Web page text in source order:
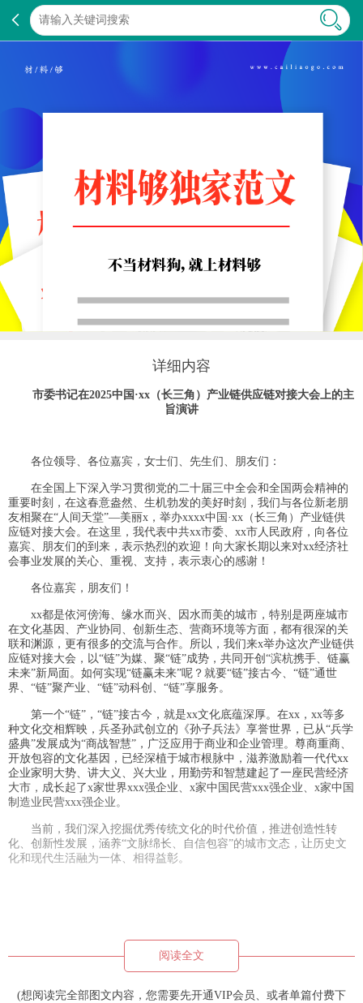
详细内容
市委书记在2025中国·xx（长三角）产业链供应链对接大会上的主
旨演讲
各位领导、各位嘉宾，女士们、先生们、朋友们：
在全国上下深入学习贯彻党的二十届三中全会和全国两会精神的
重要时刻，在这春意盎然、生机勃发的美好时刻，我们与各位新老朋
友相聚在“人间天堂”—美丽x，举办xxxx中国·xx（长三角）产业链供
应链对接大会。在这里，我代表中共xx市委、xx市人民政府，向各位
嘉宾、朋友们的到来，表示热烈的欢迎！向大家长期以来对xx经济社
会事业发展的关心、重视、支持，表示衷心的感谢！
各位嘉宾，朋友们！
xx都是依河傍海、缘水而兴、因水而美的城市，特别是两座城市
在文化基因、产业协同、创新生态、营商环境等方面，都有很深的关
联和渊源，更有很多的交流与合作。所以，我们来x举办这次产业链供
应链对接大会，以“链”为媒、聚“链”成势，共同开创“滨杭携手、链赢
未来”新局面。如何实现“链赢未来”呢？就要“链”接古今、“链”通世
界、“链”聚产业、“链”动科创、“链”享服务。
第一个“链”，“链”接古今，就是xx文化底蕴深厚。在xx，xx等多
种文化交相辉映，兵圣孙武创立的《孙子兵法》享誉世界，已从“兵学
盛典”发展成为“商战智慧”，广泛应用于商业和企业管理。尊商重商、
开放包容的文化基因，已经深植于城市根脉中，滋养激励着一代代xx
企业家明大势、讲大义、兴大业，用勤劳和智慧建起了一座民营经济
大市，成长起了x家世界xxx强企业、x家中国民营xxx强企业、x家中国
制造业民营xxx强企业。
当前，我们深入挖掘优秀传统文化的时代价值，推进创造性转
化、创新性发展，涵养“文脉绵长、自信包容”的城市文态，让历史文
化和现代生活融为一体、相得益彰。
阅读全文
(想阅读完全部图文内容，您需要先开通VIP会员、或者单篇付费下